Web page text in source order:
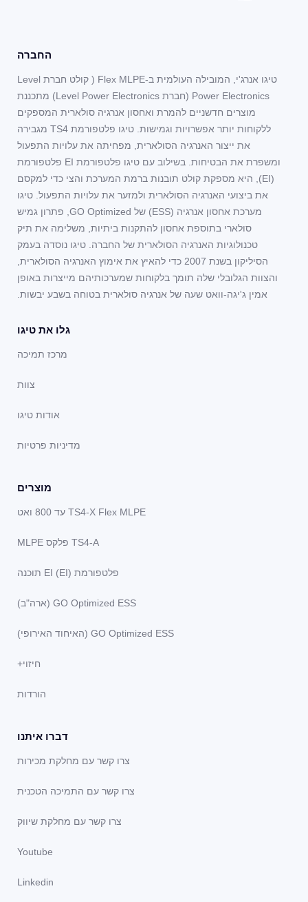
החברה
טיגו אנרג'י, המובילה העולמית ב-Flex MLPE ( קולט חברת Level
Power Electronics (חברת Level Power Electronics) מתכננת
מוצרים חדשניים להמרת ואחסון אנרגיה סולארית המספקים
ללקוחות יותר אפשרויות וגמישות. טיגו פלטפורמת TS4 מגבירה
את ייצור האנרגיה הסולארית, מפחיתה את עלויות התפעול
ומשפרת את הבטיחות. בשילוב עם טיגו פלטפורמת EI פלטפורמת
(EI), היא מספקת קולט תובנות ברמת המערכת והצי כדי למקסם
את ביצועי האנרגיה הסולארית ולמזער את עלויות התפעול. טיגו
מערכת אחסון אנרגיה (ESS) של GO Optimized, פתרון גמיש
סולארי בתוספת אחסון להתקנות ביתיות, משלימה את תיק
טכנולוגיות האנרגיה הסולארית של החברה. טיגו נוסדה בעמק
הסיליקון בשנת 2007 כדי להאיץ את אימוץ האנרגיה הסולארית,
והצוות הגלובלי שלה תומך בלקוחות שמערכותיהם מייצרות באופן
אמין ג'יגה-וואט שעה של אנרגיה סולארית בטוחה בשבע יבשות.
גלו את טיגו
מרכז תמיכה
צוות
אודות טיגו
מדיניות פרטיות
מוצרים
TS4-X Flex MLPE עד 800 ואט
TS4-A פלקס MLPE
פלטפורמת EI (EI) תוכנה
GO Optimized ESS (ארה"ב)
GO Optimized ESS (האיחוד האירופי)
חיזוי+
הורדות
דברו איתנו
צרו קשר עם מחלקת מכירות
צרו קשר עם התמיכה הטכנית
צרו קשר עם מחלקת שיווק
Youtube
Linkedin